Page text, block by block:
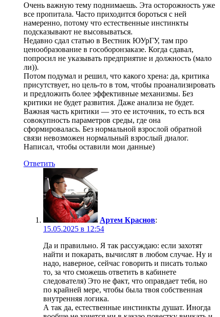
Очень важную тему поднимаешь. Эта осторожность уже
все пропитала. Часто приходится бороться с ней
намеренно, потому что естественные инстинкты
подсказывают не высовываться.
Недавно сдал статью в Вестник ЮУрГУ, там про
ценообразование в гособоронзаказе. Когда сдавал,
попросил не указывать предприятие и должность (мало
ли)).
Потом подумал и решил, что какого хрена: да, критика
присутствует, но цель-то в том, чтобы проанализировать
и предложить более эффективные механизмы. Без
критики не будет развития. Даже анализа не будет.
Важная часть критики — это ее источник, то есть вся
совокупность параметров среды, где она
сформировалась. Без нормальной взрослой обратной
связи невозможен нормальный взрослый диалог.
Написал, чтобы оставили мои данные)
Ответить
Артем Краснов:
15.05.2025 в 12:54
Да и правильно. Я так рассуждаю: если захотят
найти и покарать, вычислят в любом случае. Ну и
надо, наверное, сейчас говорить и писать только
то, за что сможешь ответить в кабинете
следователя) Это не факт, что оправдает тебя, но
по крайней мере, чтобы была твоя собственная
внутренняя логика.
А так да, естественные инстинкты душат. Иногда